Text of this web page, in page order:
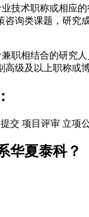
术职称或相应的
询类课题，研
相结合的研究人
级及以上职称或
交 项目评审 立项
华夏泰科？